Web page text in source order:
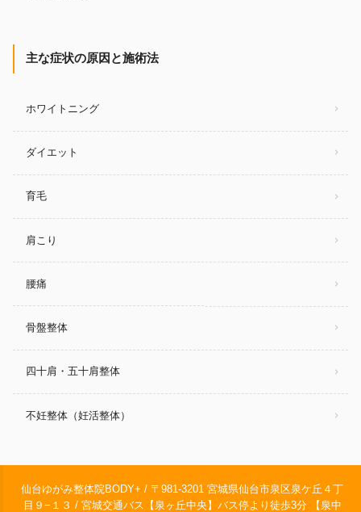
主な症状の原因と施術法
ホワイトニング
ダイエット
育毛
肩こり
腰痛
骨盤整体
四十肩・五十肩整体
不妊整体（妊活整体）
仙台ゆがみ整体院BODY+ / 〒981-3201 宮城県仙台市泉区泉ケ丘４丁
目９−１３ / 宮城交通バス【泉ヶ丘中央】バス停より徒歩3分 【泉中